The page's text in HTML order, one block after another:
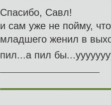
Спасибо, Савл!
и сам уже не пойму,
младшего женил в
пил...а пил